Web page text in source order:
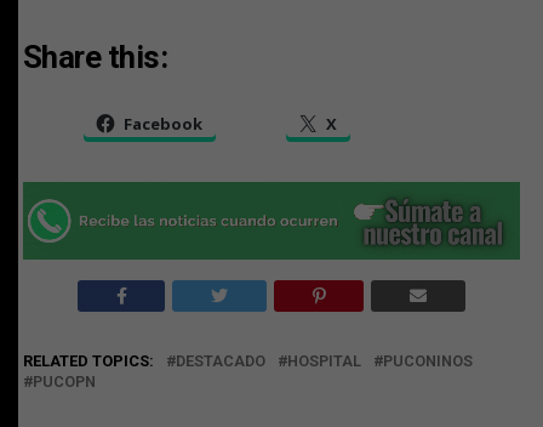
Share this:
Facebook X
RELATED TOPICS: DESTACADO HOSPITAL
PUCONINOS
PUCOPN